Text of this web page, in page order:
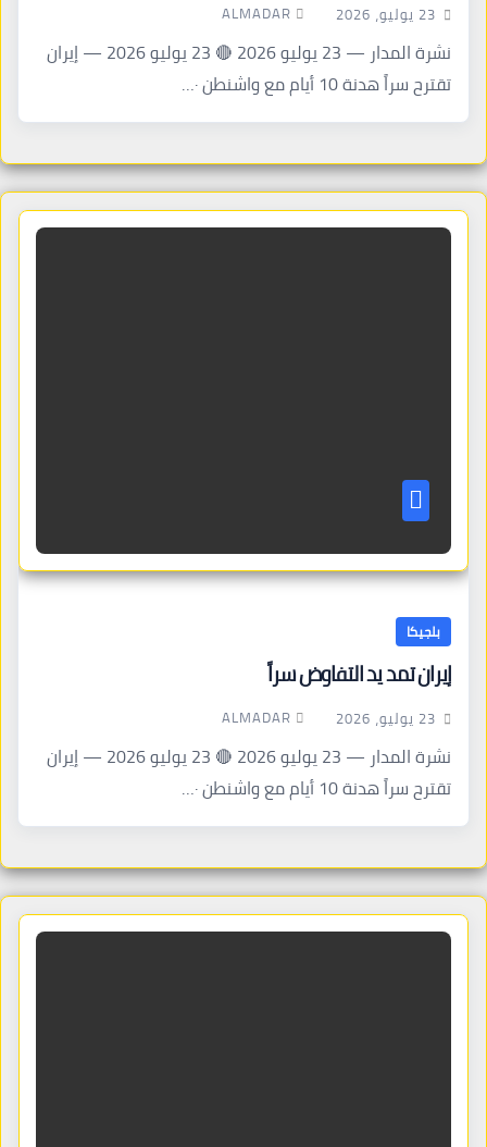
23 يوليو، 2026 ALMADAR
نشرة المدار — 23 يوليو 2026 🔴 23 يوليو 2026 — إيران
تقترح سراً هدنة 10 أيام مع واشنطن ·…
بلجيكا
إيران تمد يد التفاوض سراً
23 يوليو، 2026 ALMADAR
نشرة المدار — 23 يوليو 2026 🔴 23 يوليو 2026 — إيران
تقترح سراً هدنة 10 أيام مع واشنطن ·…